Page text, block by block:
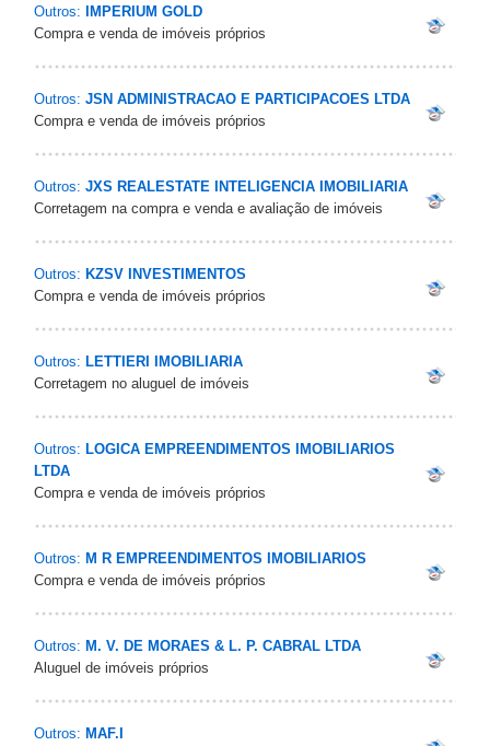
Outros:
IMPERIUM GOLD
Compra e venda de imóveis próprios
Outros: JSN ADMINISTRACAO E PARTICIPACOES LTDA
Compra e venda de imóveis próprios
Outros: JXS REALESTATE INTELIGENCIA IMOBILIARIA
Corretagem na compra e venda e avaliação de imóveis
Outros: KZSV INVESTIMENTOS
Compra e venda de imóveis próprios
Outros: LETTIERI IMOBILIARIA
Corretagem no aluguel de imóveis
Outros: LOGICA EMPREENDIMENTOS IMOBILIARIOS
LTDA
Compra e venda de imóveis próprios
Outros: M R EMPREENDIMENTOS IMOBILIARIOS
Compra e venda de imóveis próprios
Outros: M. V. DE MORAES & L. P. CABRAL LTDA
Aluguel de imóveis próprios
Outros: MAF.I